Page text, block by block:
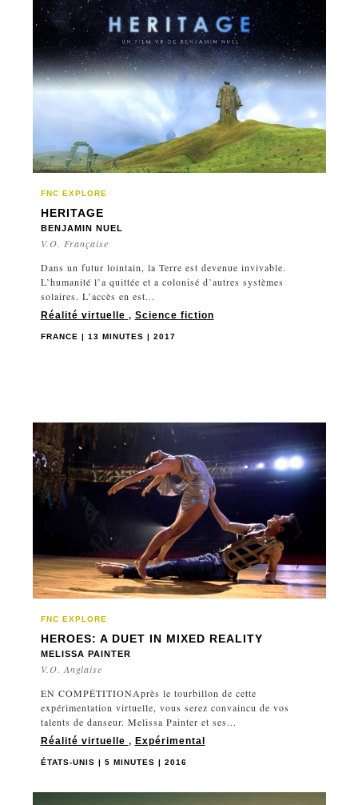
FNC EXPLORE
HERITAGE
BENJAMIN NUEL
V.O. Française
Dans un futur lointain, la Terre est devenue invivable.
L’humanité l’a quittée et a colonisé d’autres systèmes
solaires. L’accès en est...
Réalité virtuelle , Science fiction
FRANCE | 13 MINUTES | 2017
FNC EXPLORE
HEROES: A DUET IN MIXED REALITY
MELISSA PAINTER
V.O. Anglaise
EN COMPÉTITIONAprès le tourbillon de cette
expérimentation virtuelle, vous serez convaincu de vos
talents de danseur. Melissa Painter et ses...
Réalité virtuelle , Expérimental
ÉTATS-UNIS | 5 MINUTES | 2016